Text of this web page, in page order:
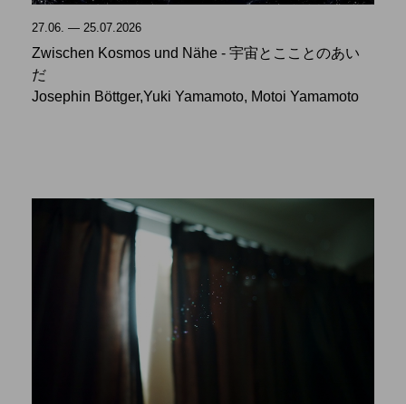
27.06. — 25.07.2026
Zwischen Kosmos und Nähe - 宇宙とこことのあい
だ
Josephin Böttger,Yuki Yamamoto, Motoi Yamamoto